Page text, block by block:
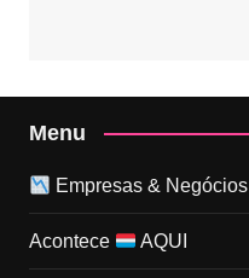
Menu
Empresas & Negócios
Acontece AQUI